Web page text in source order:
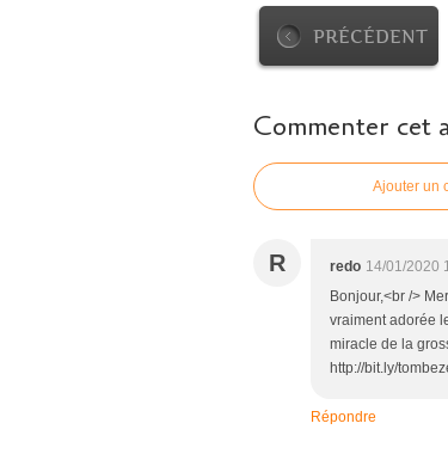
PRÉCÉDENT
Commenter cet
Ajouter un
R redo 14/01/2020
Bonjour,<br />
vraiment adorée
miracle de la
http://bit.ly/
Répondre